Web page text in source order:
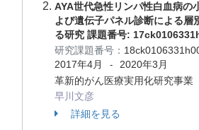
AYA世代急性リンパ性白血病の
よび遺伝子パネル診断による層
る研究 課題番号:
研究課題番号：
2017年4月
-
2020年3月
革新的がん医療実用化研究事業
早川文彦
詳細を見る